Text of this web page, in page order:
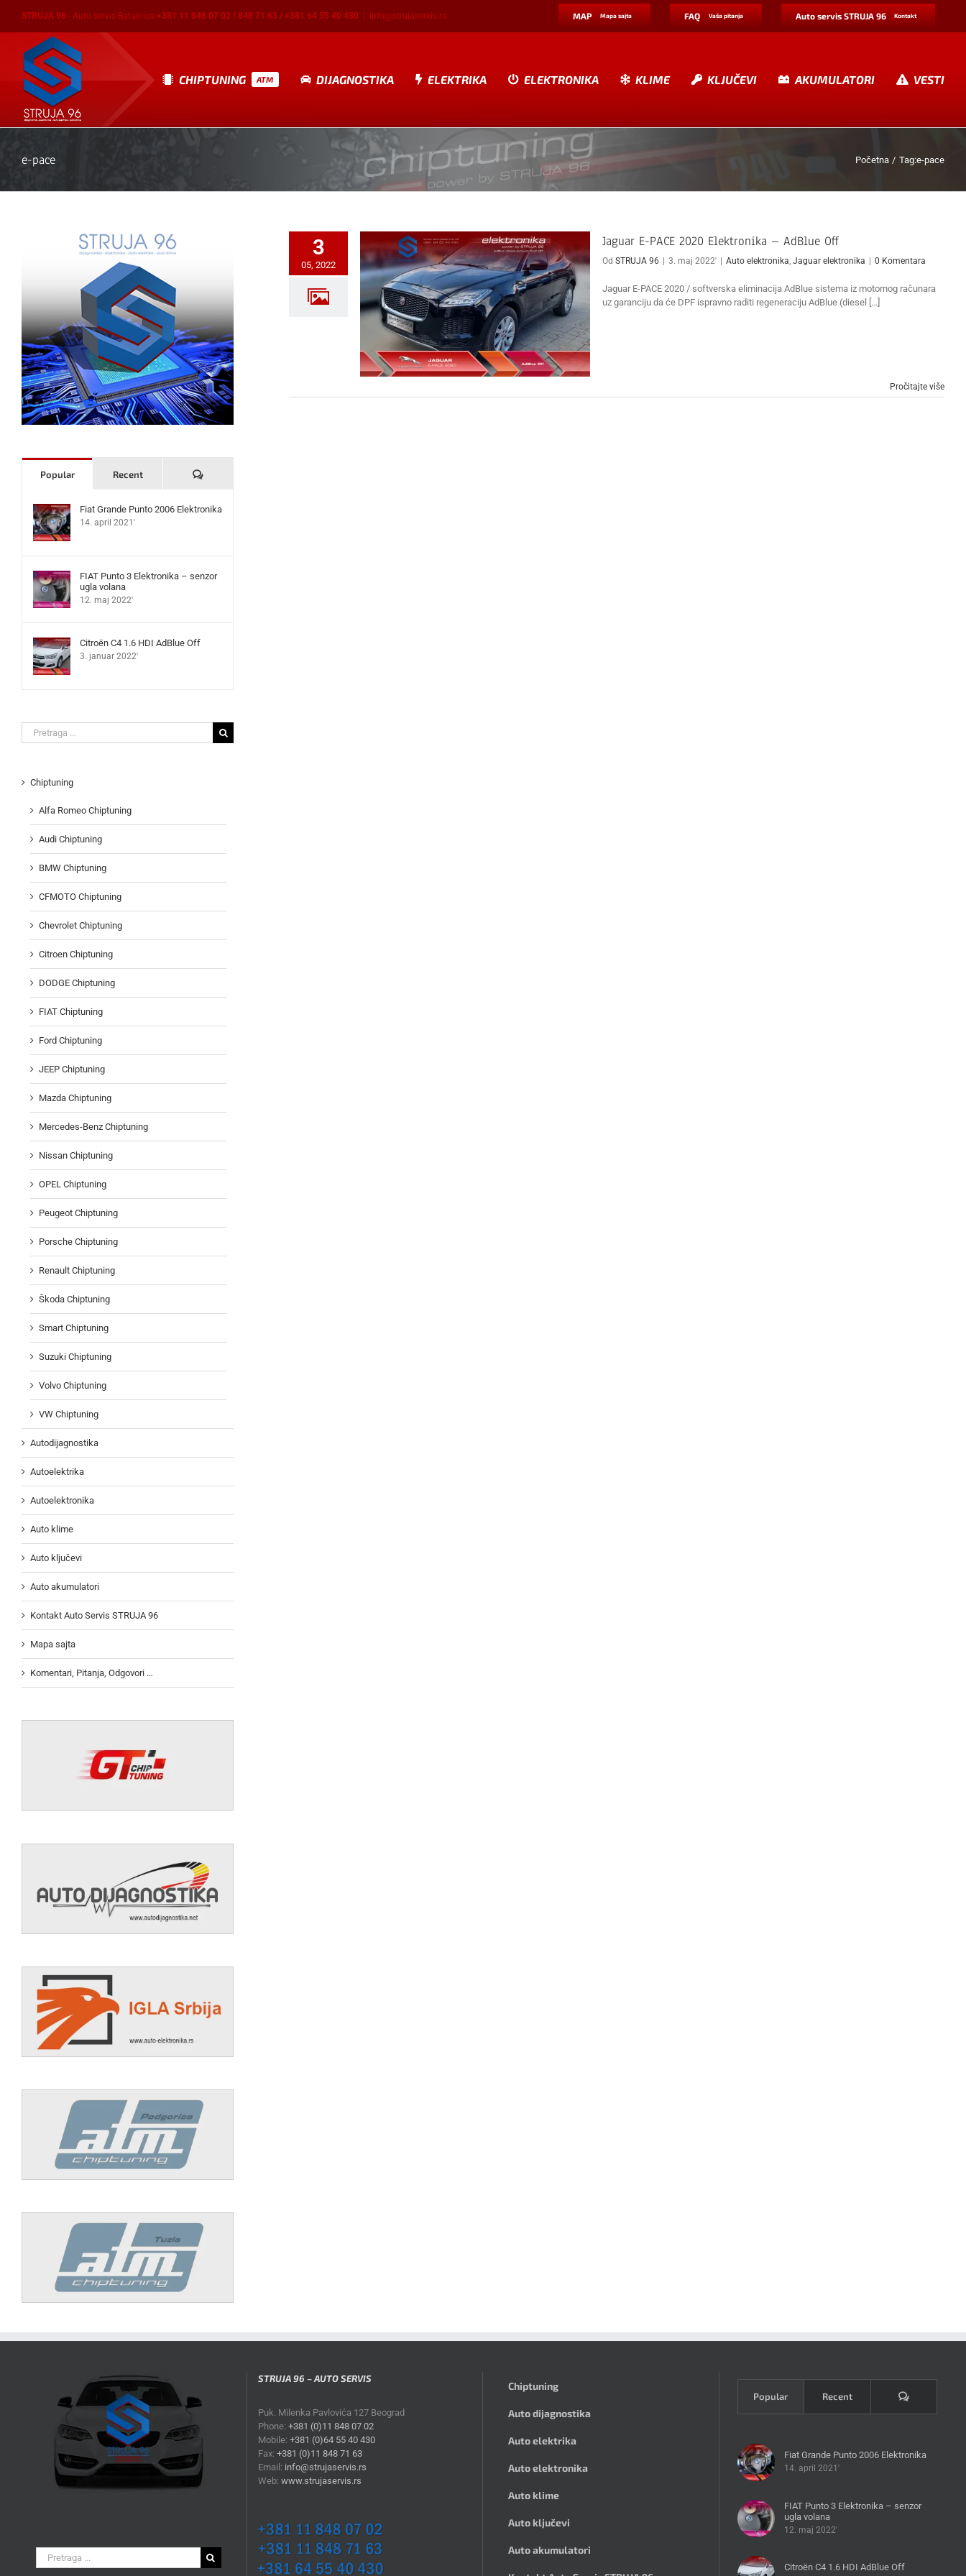
content
STRUJA 96 - Auto servis Batajnica +381 11 848 07 02 / 848 71 63 / +381 64 55 40 430 info@strujaservis.rs MAP Mapa sajta FAQ Vaša pitanja Auto servis STRUJA 96 Kontakt
CHIPTUNING ATM DIJAGNOSTIKA ELEKTRIKA ELEKTRONIKA KLIME KLJUČEVI AKUMULATORI VESTI
e-pace Početna Tag:e-pace
3
05, 2022
Jaguar E-PACE 2020 Elektronika – AdBlue Off
OdSTRUJA 96 3. maj 2022' Auto elektronika,Jaguar elektronika 0 Komentara
Jaguar E-PACE 2020 / softverska eliminacija AdBlue sistema iz motornog računara
uz garanciju da će DPF ispravno raditi regeneraciju AdBlue (diesel [...]
Pročitajte više
Popular Recent Komentari
Fiat Grande Punto 2006 Elektronika
14. april 2021'
FIAT Punto 3 Elektronika – senzor
ugla volana
12. maj 2022'
Citroën C4 1.6 HDI AdBlue Off
3. januar 2022'
Search
for:
Chiptuning
Alfa Romeo Chiptuning
Audi Chiptuning
BMW Chiptuning
CFMOTO Chiptuning
Chevrolet Chiptuning
Citroen Chiptuning
DODGE Chiptuning
FIAT Chiptuning
Ford Chiptuning
JEEP Chiptuning
Mazda Chiptuning
Mercedes-Benz Chiptuning
Nissan Chiptuning
OPEL Chiptuning
Peugeot Chiptuning
Porsche Chiptuning
Renault Chiptuning
Škoda Chiptuning
Smart Chiptuning
Suzuki Chiptuning
Volvo Chiptuning
VW Chiptuning
Autodijagnostika
Autoelektrika
Autoelektronika
Auto klime
Auto ključevi
Auto akumulatori
Kontakt Auto Servis STRUJA 96
Mapa sajta
Komentari, Pitanja, Odgovori …
Search
for:
STRUJA 96 – AUTO SERVIS
Puk. Milenka Pavlovića 127 Beograd
Phone: +381 (0)11 848 07 02
Mobile: +381 (0)64 55 40 430
Fax: +381 (0)11 848 71 63
Email: info@strujaservis.rs
Web: www.strujaservis.rs
Chiptuning
Auto dijagnostika
Auto elektrika
Auto elektronika
Auto klime
Auto ključevi
Auto akumulatori
Popular Recent Komentari
Fiat Grande Punto 2006 Elektronika
14. april 2021'
FIAT Punto 3 Elektronika – senzor
ugla volana
12. maj 2022'
Citroën C4 1.6 HDI AdBlue Off